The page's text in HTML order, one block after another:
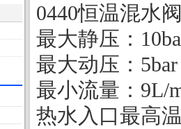
0440恒温混水
最大静压：
最大动压：
最小流量： 9L/
热水入口最高